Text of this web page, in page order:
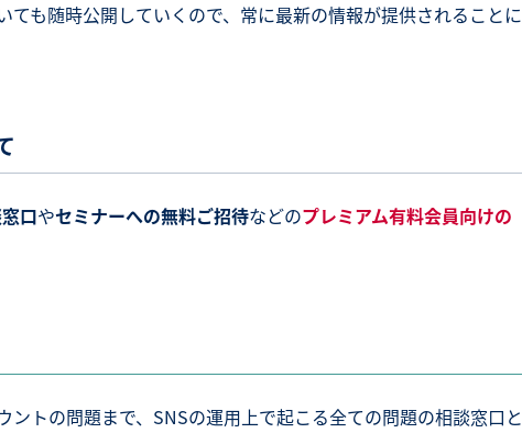
ても随時公開していくので、常に最新の情報が提供されることに
口やセミナーへの無料ご招待などのプレミアム有料会員向けの
ントの問題まで、SNSの運用上で起こる全ての問題の相談窓口と